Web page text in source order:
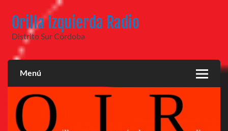
contenido
Orilla Izquierda Radio
Distrito Sur Córdoba
Menú